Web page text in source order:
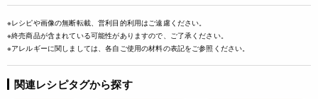
※レシピや画像の無断転載、営利目的利用はご遠慮ください。
※終売商品が含まれている可能性がありますので、ご了承ください。
※アレルギーに関しましては、各自ご使用の材料の表記をご参照ください。
関連レシピタグから探す